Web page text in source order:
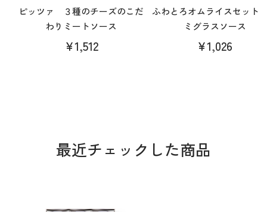
ピッツァ ３種のチーズのこだ
わりミートソース
¥1,512
ふわとろオムライスセッ
ミグラスソース
¥1,026
最近チェックした商品